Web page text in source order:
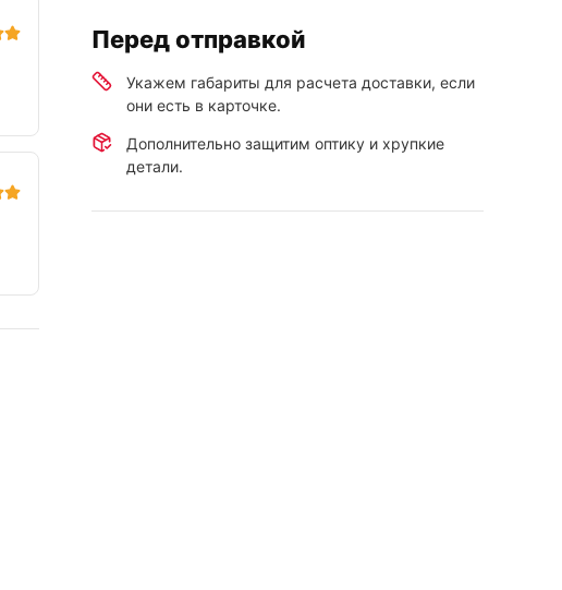
Перед отправкой
Укажем габариты для расчета доставки, если
они есть в карточке.
Дополнительно защитим оптику и хрупкие
детали.